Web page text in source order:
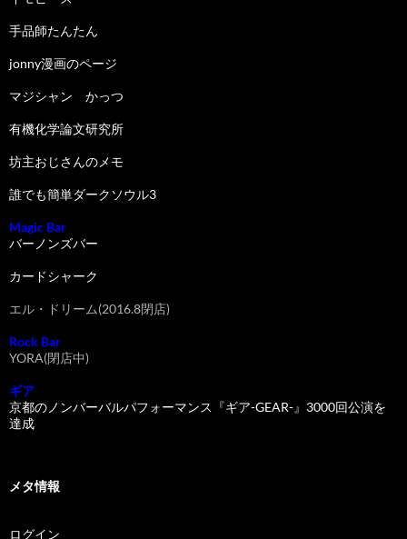
手品師たんたん
jonny漫画のページ
マジシャン かっつ
有機化学論文研究所
坊主おじさんのメモ
誰でも簡単ダークソウル3
Magic Bar
バーノンズバー
カードシャーク
エル・ドリーム(2016.8閉店)
Rock Bar
YORA(閉店中)
ギア
京都のノンバーバルパフォーマンス『ギア-GEAR-』3000回公演を
達成
メタ情報
ログイン